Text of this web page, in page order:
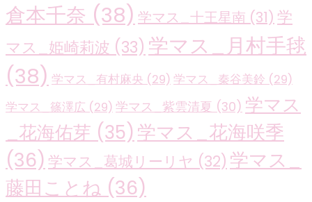
倉本千奈 (38) 学マス_十王星南 (31) 学
マス_姫崎莉波 (33) 学マス_月村手毬
(38) 学マス_有村麻央 (29) 学マス_秦谷美鈴 (29)
学マス_篠澤広 (29) 学マス_紫雲清夏 (30) 学マス
_花海佑芽 (35) 学マス_花海咲季
(36) 学マス_葛城リーリヤ (32) 学マス_
藤田ことね (36)